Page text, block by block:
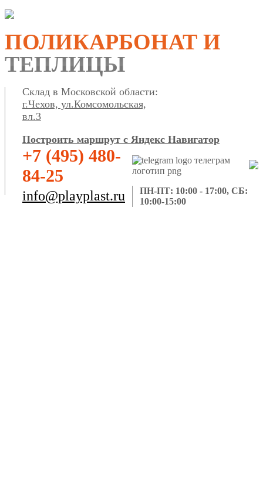
ПОЛИКАРБОНАТ И
ТЕПЛИЦЫ
Склад в Московской области:
г.Чехов, ул.Комсомольская,
вл.3
Построить маршрут с Яндекс Навигатор
+7 (495) 480-
84-25
info@playplast.ru
ПН-ПТ: 10:00 - 17:00, СБ:
10:00-15:00